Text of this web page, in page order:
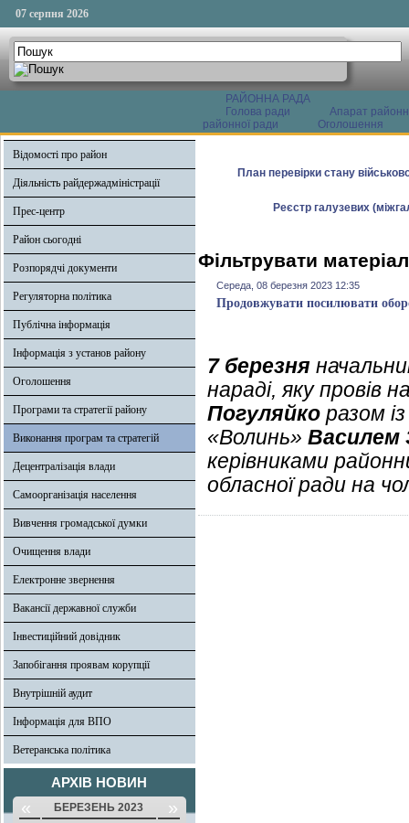
07 серпня 2026
РАЙОННА РАДА
Голова ради
Апарат
районної ради
Оголошення
Відомості про район
Діяльність райдержадміністрації
Прес-центр
Район сьогодні
Розпорядчі документи
Регуляторна політика
Публічна інформація
Інформація з установ району
Оголошення
Програми та стратегії району
Виконання програм та стратегій
Децентралізація влади
Самоорганізація населення
Вивчення громадської думки
Очищення влади
Електронне звернення
Вакансії державної служби
Інвестиційний довідник
Запобігання проявам корупції
Внутрішній аудит
Інформація для ВПО
Ветеранська політика
АРХІВ НОВИН
« БЕРЕЗЕНЬ 2023 »
План перевірки стану
Реєстр галузевих
Фільтрувати
Середа, 08 березня 2023 12:35
Продовжувати посилювати
7 березня
нараді, яку провів
Погуляйко разом
«Волинь» Василем
керівниками
обласної ради на